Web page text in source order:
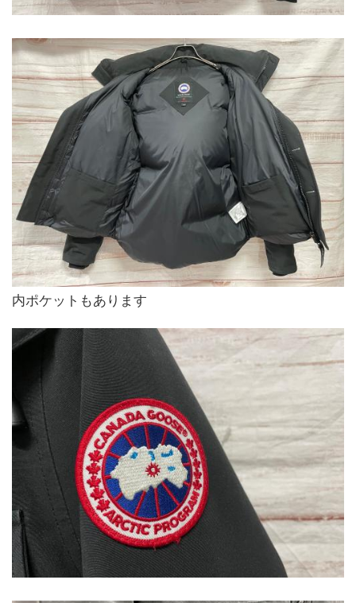
内ポケットもあります